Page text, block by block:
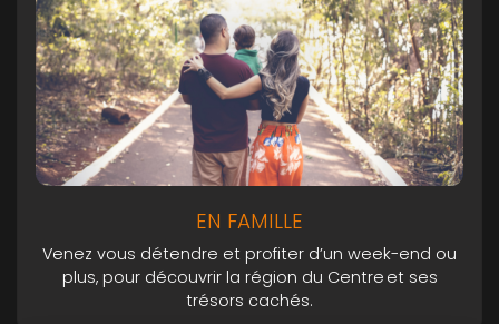
EN FAMILLE
Venez vous détendre et profiter d’un week-end ou
plus, pour découvrir la région du Centre et ses
trésors cachés.